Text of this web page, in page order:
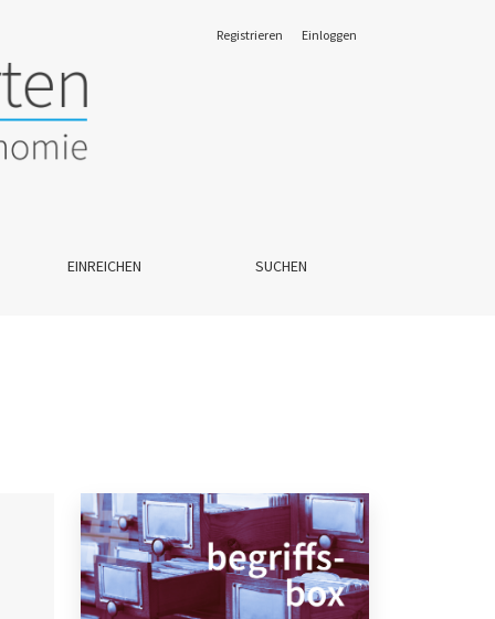
EINREICHEN SUCHEN
Registrieren Einloggen